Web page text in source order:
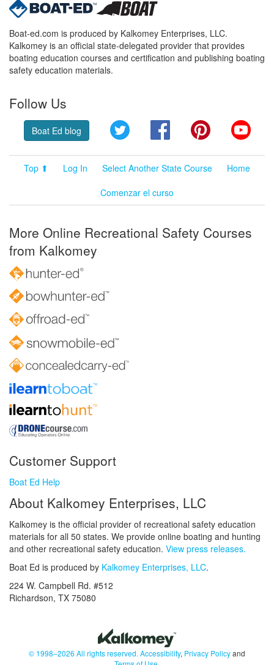
Boat-ed.com is produced by Kalkomey Enterprises, LLC.
Kalkomey is an official state-delegated provider that provides
boating education courses and certification and publishing boating
safety education materials.
Follow Us
Boat Ed blog Twitter FacebookPinterest
Top ⬆ Log In Select Another State Course
Home
Comenzar el curso
More Online Recreational Safety Courses
from Kalkomey
Customer Support
Boat Ed Help
About Kalkomey Enterprises, LLC
Kalkomey is the official provider of recreational safety education
materials for all 50 states. We provide online boating and hunting
and other recreational safety education. View press releases.
Boat Ed is produced by Kalkomey Enterprises, LLC.
224 W. Campbell Rd. #512
Richardson, TX 75080
© 1998–2026 All rights reserved. Accessibility, Privacy Policyand